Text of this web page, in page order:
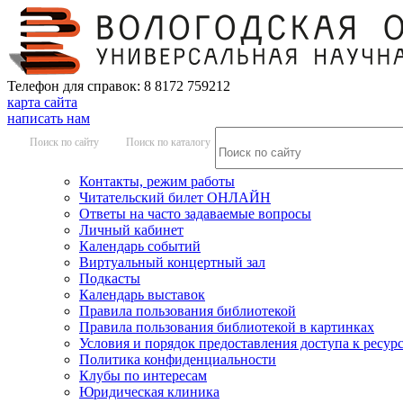
Телефон для справок: 8 8172 759212
карта сайта
написать нам
Поиск по сайту Поиск по каталогу
Контакты, режим работы
Читательский билет ОНЛАЙН
Ответы на часто задаваемые вопросы
Личный кабинет
Календарь событий
Виртуальный концертный зал
Подкасты
Календарь выставок
Правила пользования библиотекой
Правила пользования библиотекой в картинках
Условия и порядок предоставления доступа к
Политика конфиденциальности
Клубы по интересам
Юридическая клиника